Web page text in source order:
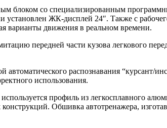
блоком со специализированным
ЖК-дисплей 24″. Также с
варианты движения в реальном времени.
передней части кузова легкового
распознавания “курсант/
использования.
профиль из легкосплавного
конструкций. Обшивка автотренажера,